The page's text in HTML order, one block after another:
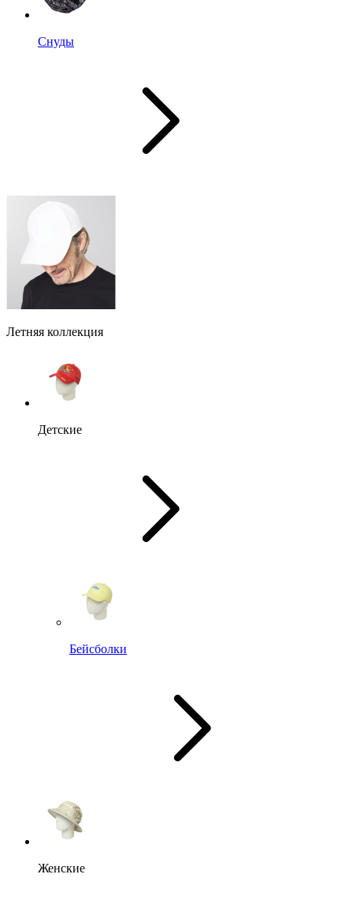
Снуды
Летняя коллекция
Детские
Бейсболки
Женские